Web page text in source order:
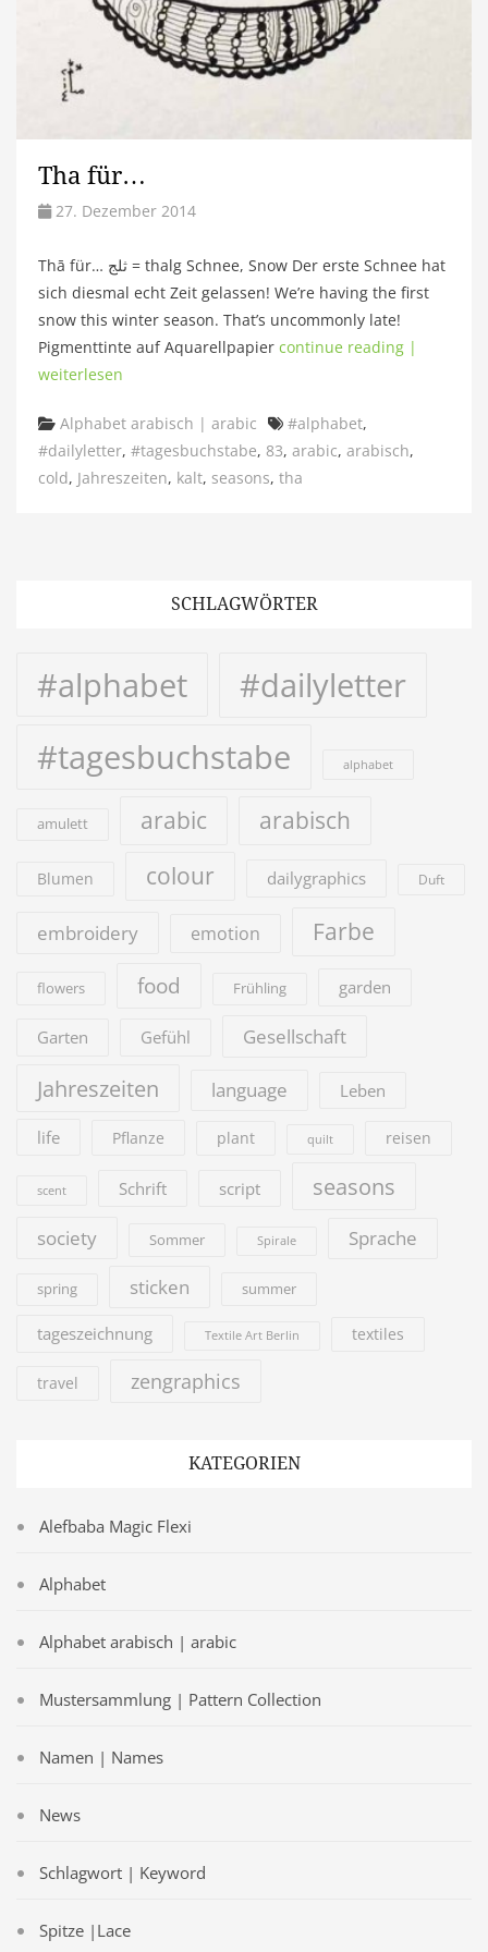
Tha für…
27. Dezember 2014
Thā für… ثلج = thalg Schnee, Snow Der erste Schnee hat
sich diesmal echt Zeit gelassen! We’re having the first
snow this winter season. That’s uncommonly late!
Pigmenttinte auf Aquarellpapier continue reading |
weiterlesen
Categories
Alphabet arabisch | arabic Tags
#alphabet,
#dailyletter, #tagesbuchstabe, 83, arabic, arabisch,
cold, Jahreszeiten, kalt, seasons, tha
SCHLAGWÖRTER
#alphabet
#dailyletter
#tagesbuchstabe
alphabet
amulett arabic arabisch
Blumen colour dailygraphics Duft
embroidery emotion Farbe
flowers food Frühling garden
Garten Gefühl Gesellschaft
Jahreszeiten language Leben
life Pflanze plant quilt reisen
scent Schrift script seasons
society Sommer Spirale Sprache
spring sticken summer
tageszeichnung Textile Art Berlin textiles
travel zengraphics
KATEGORIEN
Alefbaba Magic Flexi
Alphabet
Alphabet arabisch | arabic
Mustersammlung | Pattern Collection
Namen | Names
News
Schlagwort | Keyword
Spitze |Lace